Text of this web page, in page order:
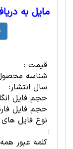
مایل به
قیمت :
شناسه
سال انتشار:
حجم فایل
حجم فایل
نوع فایل
:
کلمه عبور